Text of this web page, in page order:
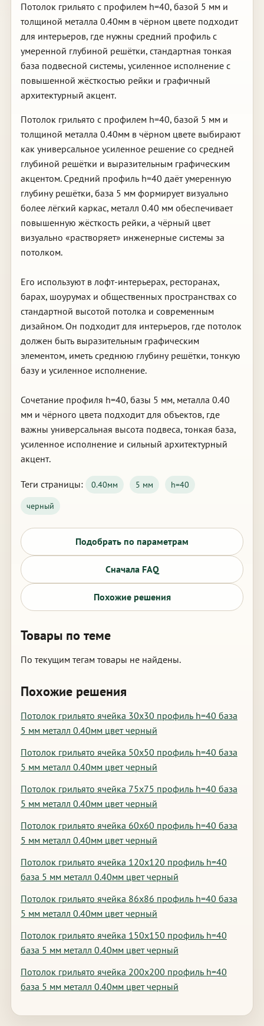
Потолок грильято с профилем h=40, базой 5 мм и
толщиной металла 0.40мм в чёрном цвете подходит
для интерьеров, где нужны средний профиль с
умеренной глубиной решётки, стандартная тонкая
база подвесной системы, усиленное исполнение с
повышенной жёсткостью рейки и графичный
архитектурный акцент.
Потолок грильято с профилем h=40, базой 5 мм и
толщиной металла 0.40мм в чёрном цвете выбирают
как универсальное усиленное решение со средней
глубиной решётки и выразительным графическим
акцентом. Средний профиль h=40 даёт умеренную
глубину решётки, база 5 мм формирует визуально
более лёгкий каркас, металл 0.40 мм обеспечивает
повышенную жёсткость рейки, а чёрный цвет
визуально «растворяет» инженерные системы за
потолком.
Его используют в лофт-интерьерах, ресторанах,
барах, шоурумах и общественных пространствах со
стандартной высотой потолка и современным
дизайном. Он подходит для интерьеров, где потолок
должен быть выразительным графическим
элементом, иметь среднюю глубину решётки, тонкую
базу и усиленное исполнение.
Сочетание профиля h=40, базы 5 мм, металла 0.40
мм и чёрного цвета подходит для объектов, где
важны универсальная высота подвеса, тонкая база,
усиленное исполнение и сильный архитектурный
акцент.
Теги страницы: 0.40мм 5 мм
h=40
черный
Подобрать по параметрам
Сначала FAQ
Похожие решения
Товары по теме
По текущим тегам товары не найдены.
Похожие решения
Потолок грильято ячейка 30х30 профиль h=40 база
5 мм металл 0.40мм цвет черный
Потолок грильято ячейка 50х50 профиль h=40 база
5 мм металл 0.40мм цвет черный
Потолок грильято ячейка 75х75 профиль h=40 база
5 мм металл 0.40мм цвет черный
Потолок грильято ячейка 60х60 профиль h=40 база
5 мм металл 0.40мм цвет черный
Потолок грильято ячейка 120х120 профиль h=40
база 5 мм металл 0.40мм цвет черный
Потолок грильято ячейка 86х86 профиль h=40 база
5 мм металл 0.40мм цвет черный
Потолок грильято ячейка 150х150 профиль h=40
база 5 мм металл 0.40мм цвет черный
Потолок грильято ячейка 200х200 профиль h=40
база 5 мм металл 0.40мм цвет черный